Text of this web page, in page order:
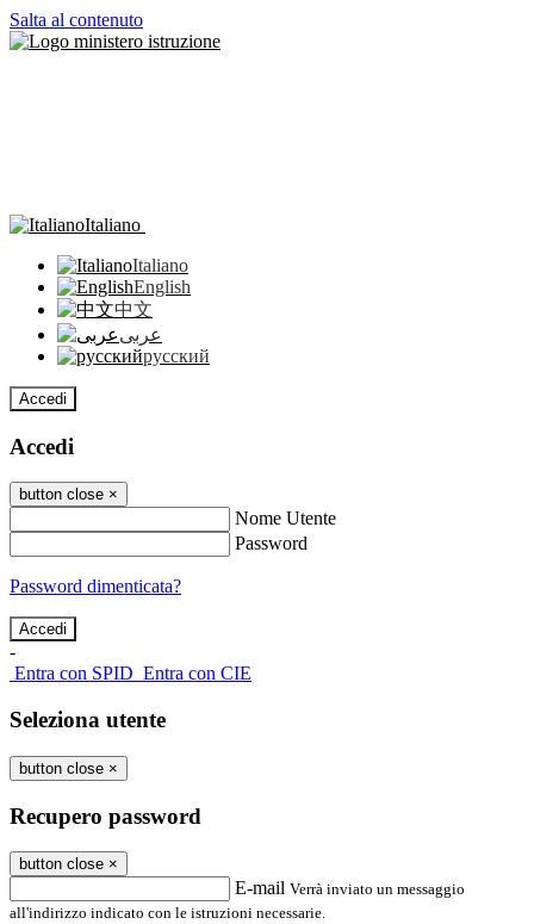
Salta al contenuto
Italiano
Italiano
English
中文
عربى
русский
Accedi
Accedi
button close ×
Nome Utente
Password
Password dimenticata?
-
Entra con SPID Entra con CIE
Seleziona utente
button close ×
Recupero password
button close ×
E-mail Verrà inviato un messaggio
all'indirizzo indicato con le istruzioni necessarie.